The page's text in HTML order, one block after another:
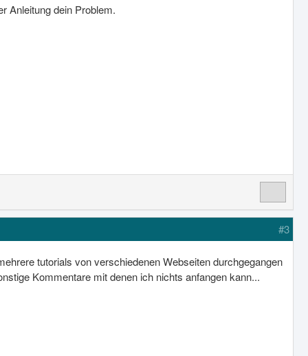
Anleitung dein Problem.
#3
tutorials von verschiedenen Webseiten durchgegangen
Kommentare mit denen ich nichts anfangen kann...